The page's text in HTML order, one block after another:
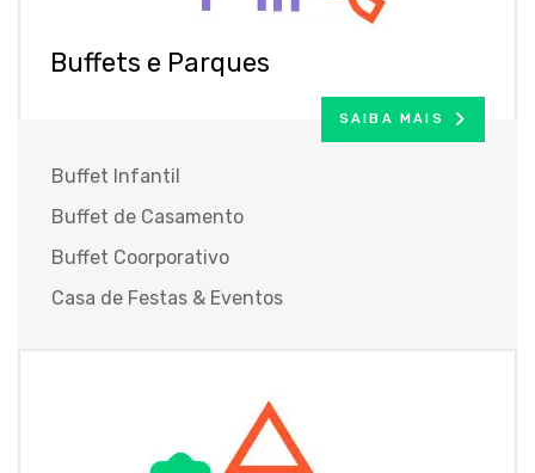
Buffets e Parques
SAIBA MAIS
Buffet Infantil
Buffet de Casamento
Buffet Coorporativo
Casa de Festas & Eventos